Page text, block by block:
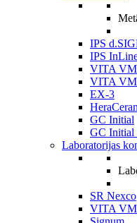
IPS
IPS
VITA
VITA
EX-3
GC Initial
GC Initial
Laboratorijas
SR Nexco
VITA